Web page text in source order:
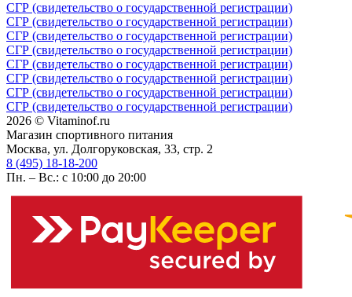
СГР (свидетельство о государственной регистрации)
СГР (свидетельство о государственной регистрации)
СГР (свидетельство о государственной регистрации)
СГР (свидетельство о государственной регистрации)
СГР (свидетельство о государственной регистрации)
СГР (свидетельство о государственной регистрации)
СГР (свидетельство о государственной регистрации)
СГР (свидетельство о государственной регистрации)
2026 © Vitaminof.ru
Магазин спортивного питания
Москва, ул. Долгоруковская, 33, стр. 2
8 (495) 18-18-200
Пн. – Вс.: с 10:00 до 20:00